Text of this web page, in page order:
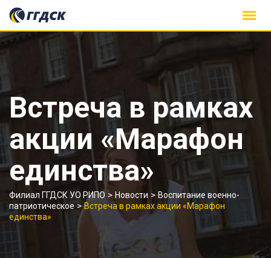
Skip
content
Встреча в рамках
акции «Марафон
единства»
Филиал ГГДСК УО РИПО > Новости > Воспитание военно-
патриотическое >Встреча в рамках акции «Марафон
единства»